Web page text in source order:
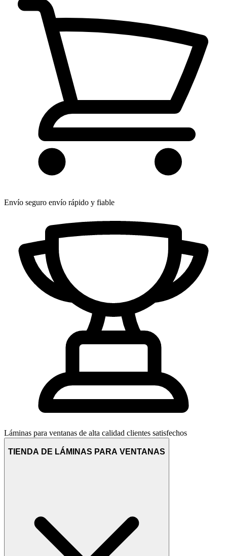
Envío seguro envío rápido y fiable
Láminas para ventanas de alta calidad clientes satisfechos
TIENDA DE LÁMINAS PARA VENTANAS